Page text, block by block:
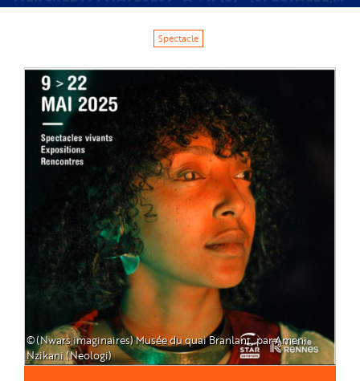
Spectacle
Image
©(Nwars imaginaires) Musée du quai Branlant, par Ameni
Nzikani (Neologi)